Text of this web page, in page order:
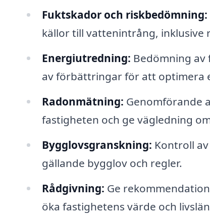
Fuktskador och riskbedömning:
källor till vattenintrång,
Energiutredning: Bedömning
av förbättringar för att optimera
Radonmätning: Genomförande
fastigheten och ge vägledning
Bygglovsgranskning: Kontroll
gällande bygglov och regler.
Rådgivning: Ge
öka fastighetens värde och